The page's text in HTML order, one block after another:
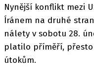
Nynější konflikt mezi
Íránem na druhé
nálety v sobotu 28.
platilo příměří, přesto
útokům.